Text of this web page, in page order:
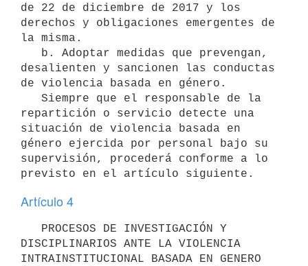
de 22 de diciembre de 2017 y los
derechos y obligaciones emergentes de
la misma.
desalienten y sancionen las conductas
de violencia basada en género.
repartición o servicio detecte una
situación de violencia basada en
género ejercida por personal bajo su
supervisión, procederá conforme a lo
Artículo 4
DISCIPLINARIOS ANTE LA VIOLENCIA
INTRAINSTITUCIONAL BASADA EN GENERO